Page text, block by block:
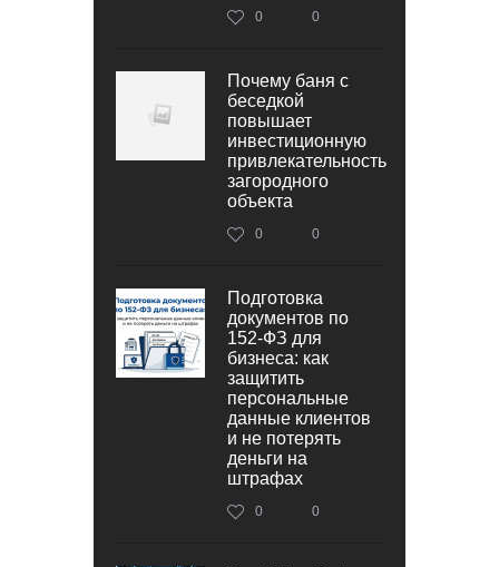
0 0
Почему баня с
беседкой
повышает
инвестиционную
привлекательность
загородного
объекта
0 0
Подготовка
документов по
152‑ФЗ для
бизнеса: как
защитить
персональные
данные клиентов
и не потерять
деньги на
штрафах
0 0